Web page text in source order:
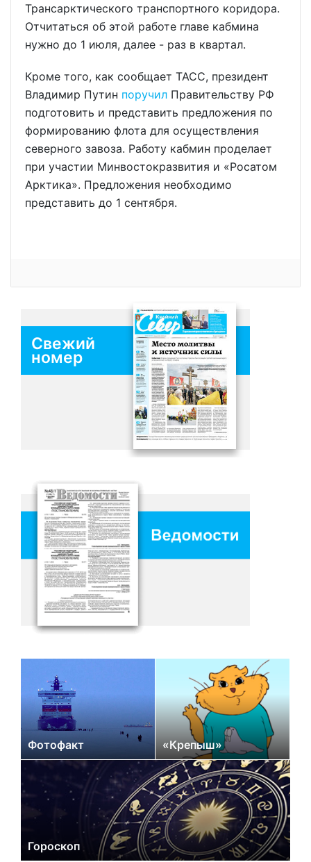
Трансарктического транспортного коридора.
Отчитаться об этой работе главе кабмина
нужно до 1 июля, далее - раз в квартал.
Кроме того, как сообщает ТАСС, президент
Владимир Путин поручил Правительству РФ
подготовить и представить предложения по
формированию флота для осуществления
северного завоза. Работу кабмин проделает
при участии Минвостокразвития и «Росатом
Арктика». Предложения необходимо
представить до 1 сентября.
Свежий
номер
Фотофакт «Крепыш»
Гороскоп